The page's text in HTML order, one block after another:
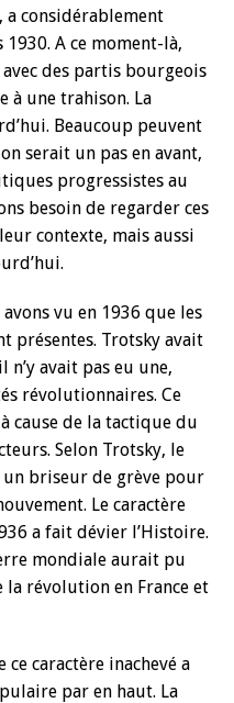
considérablement
A ce moment-là,
des partis bourgeois
à une trahison. La
Beaucoup peuvent
serait un pas en avant,
progressistes au
besoin de regarder ces
contexte, mais aussi
avons vu en 1936 que les
présentes. Trotsky avait
n’y avait pas eu une,
révolutionnaires. Ce
cause de la tactique du
Selon Trotsky, le
briseur de grève pour
Le caractère
a fait dévier l’Histoire.
mondiale aurait pu
la révolution en France et
caractère inachevé a
par en haut. La